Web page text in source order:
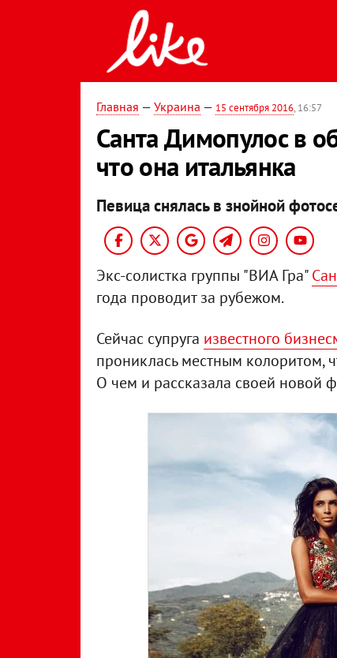
Главная — Украина — 15 сентября 2016, 16:57
Санта Димопулос в
что она итальянка
Певица снялась в знойной
Экс-солистка группы "ВИА Гра"
года проводит за рубежом.
Сейчас супруга известного
прониклась местным колоритом,
О чем и рассказала своей новой